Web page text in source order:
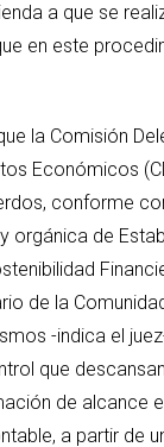
a que se
en este
la Comisión
Económicos
conforme
orgánica de
de la
-indica el
que
de alcance
a partir de